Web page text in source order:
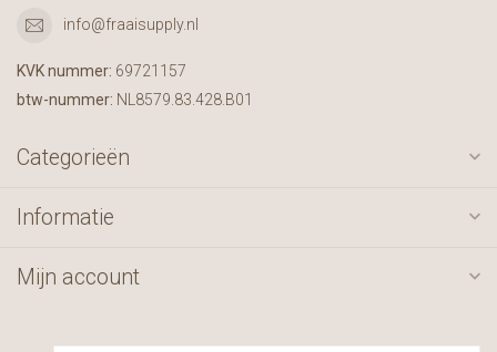
info@fraaisupply.nl
KVK nummer: 69721157
btw-nummer: NL8579.83.428.B01
Categorieën
Informatie
Mijn account